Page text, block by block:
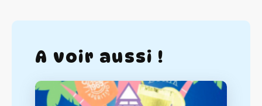
A voir aussi !